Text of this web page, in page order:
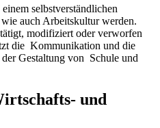
selbstverständlichen
auch Arbeitskultur werden.
modifiziert oder verworfen
die Kommunikation und die
Gestaltung von Schule und
und